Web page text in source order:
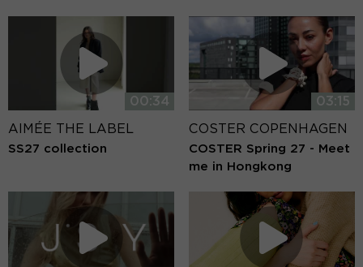
00:34
AIMÉE THE LABEL
SS27 collection
03:15
COSTER COPENHAGEN
COSTER Spring 27 - Meet
me in Hongkong